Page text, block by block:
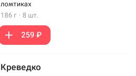
ломтиках
186 г · 8 шт.
259 ₽
Креведко